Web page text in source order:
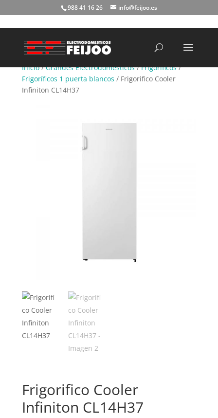
988 41 16 26 info@feijoo.es
Inicio/Grandes Electrodomésticos/Frigoríficos/
Frigoríficos 1 puerta blancos / Frigorifico Cooler
Infiniton CL14H37
Frigorifico Cooler
Infiniton CL14H37